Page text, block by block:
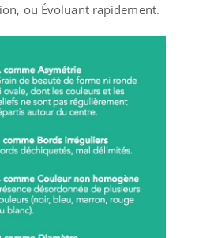
ou Évoluant rapidement.